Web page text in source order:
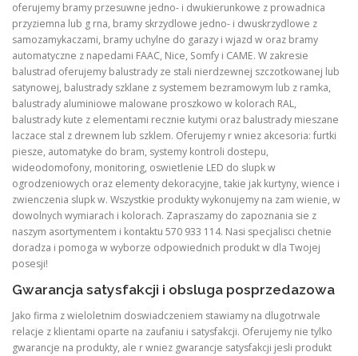
oferujemy bramy przesuwne jedno- i dwukierunkowe z prowadnica
przyziemna lub g rna, bramy skrzydlowe jedno- i dwuskrzydlowe z
samozamykaczami, bramy uchylne do garazy i wjazd w oraz bramy
automatyczne z napedami FAAC, Nice, Somfy i CAME. W zakresie
balustrad oferujemy balustrady ze stali nierdzewnej szczotkowanej lub
satynowej, balustrady szklane z systemem bezramowym lub z ramka,
balustrady aluminiowe malowane proszkowo w kolorach RAL,
balustrady kute z elementami recznie kutymi oraz balustrady mieszane
laczace stal z drewnem lub szklem. Oferujemy r wniez akcesoria: furtki
piesze, automatyke do bram, systemy kontroli dostepu,
wideodomofony, monitoring, oswietlenie LED do slupk w
ogrodzeniowych oraz elementy dekoracyjne, takie jak kurtyny, wience i
zwienczenia slupk w. Wszystkie produkty wykonujemy na zam wienie, w
dowolnych wymiarach i kolorach. Zapraszamy do zapoznania sie z
naszym asortymentem i kontaktu 570 933 114. Nasi specjalisci chetnie
doradza i pomoga w wyborze odpowiednich produkt w dla Twojej
posesji!
Gwarancja satysfakcji i obsluga posprzedazowa
Jako firma z wieloletnim doswiadczeniem stawiamy na dlugotrwale
relacje z klientami oparte na zaufaniu i satysfakcji. Oferujemy nie tylko
gwarancje na produkty, ale r wniez gwarancje satysfakcji jesli produkt